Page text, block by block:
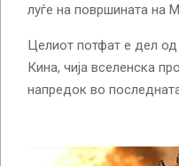
луѓе на површината на
Целиот потфат е дел
Кина, чија вселенска
напредок во